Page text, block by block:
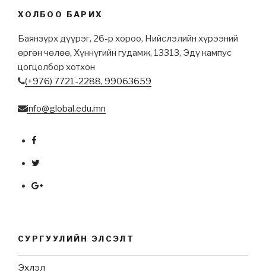
ХОЛБОО БАРИХ
Баянзүрх дүүрэг, 26-р хороо, Нийслэлийн хүрээний
өргөн чөлөө, Хүннүгийн гудамж, 13313, Эдү кампус
цогцолбор хотхон
(+976) 7721-2288, 99063659
info@global.edu.mn
СУРГУУЛИЙН ЭЛСЭЛТ
Эхлэл